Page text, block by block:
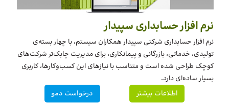
نرم افزار حسابداری سپیدار
نرم افزار حسابداری شرکتی سپیدار همکاران سیستم، با چهار بسته‌‌ی
تولیدی، خدماتی، بازرگانی و پیمانکاری، برای مدیریت چابک‌تر شرکت‌های
کوچک طراحی شده است و متناسب با نیازهای این کسب‌وکارها، کاربری
بسیار ساده‌ای دارد.
اطلاعات بیشتر
درخواست دمو